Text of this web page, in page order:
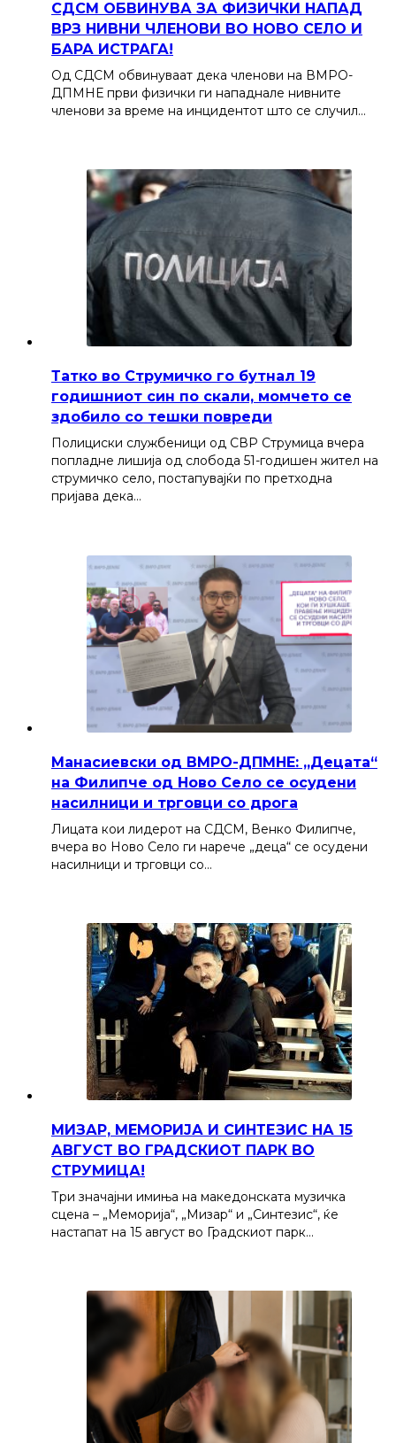
СДСМ ОБВИНУВА ЗА ФИЗИЧКИ НАПАД
ВРЗ НИВНИ ЧЛЕНОВИ ВО НОВО СЕЛО И
БАРА ИСТРАГА!
Од СДСМ обвинуваат дека членови на ВМРО-
ДПМНЕ први физички ги нападнале нивните
членови за време на инцидентот што се случил…
Татко во Струмичко го бутнал 19
годишниот син по скали, момчето се
здобило со тешки повреди
Полициски службеници од СВР Струмица вчера
попладне лишија од слобода 51-годишен жител на
струмичко село, постапувајќи по претходна
пријава дека…
Манасиевски од ВМРО-ДПМНЕ: „Децата“
на Филипче од Ново Село се осудени
насилници и трговци со дрога
Лицата кои лидерот на СДСМ, Венко Филипче,
вчера во Ново Село ги нарече „деца“ се осудени
насилници и трговци со…
МИЗАР, МЕМОРИЈА И СИНТЕЗИС НА 15
АВГУСТ ВО ГРАДСКИОТ ПАРК ВО
СТРУМИЦА!
Три значајни имиња на македонската музичка
сцена – „Меморија“, „Мизар“ и „Синтезис“, ќе
настапат на 15 август во Градскиот парк…